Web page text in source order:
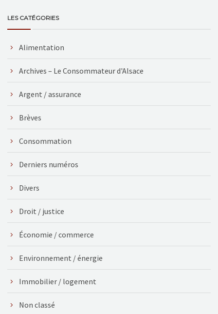
LES CATÉGORIES
Alimentation
Archives – Le Consommateur d'Alsace
Argent / assurance
Brèves
Consommation
Derniers numéros
Divers
Droit / justice
Économie / commerce
Environnement / énergie
Immobilier / logement
Non classé